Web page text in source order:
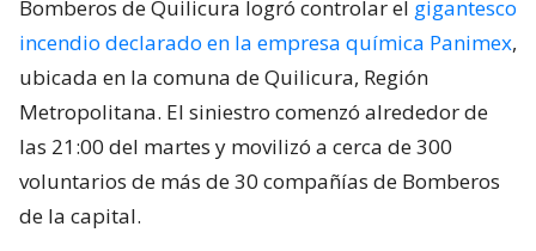
Bomberos de Quilicura logró controlar el gigantesco
incendio declarado en la empresa química Panimex,
ubicada en la comuna de Quilicura, Región
Metropolitana. El siniestro comenzó alrededor de
las 21:00 del martes y movilizó a cerca de 300
voluntarios de más de 30 compañías de Bomberos
de la capital.